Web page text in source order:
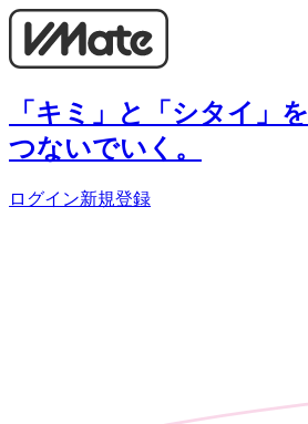
「キミ」と「シタイ」を
つないでいく。
ログイン新規登録